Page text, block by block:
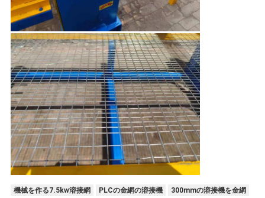
機械を作る7.5kw溶接網 PLCの金網の溶接機 300mmの溶接機を金網